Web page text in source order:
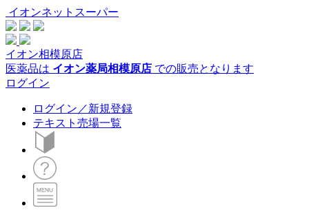
イオンネットスーパー
イオン相模原店
医薬品は イオン薬局相模原店 での販売となります
ログイン
ログイン／新規登録
テキスト売場一覧